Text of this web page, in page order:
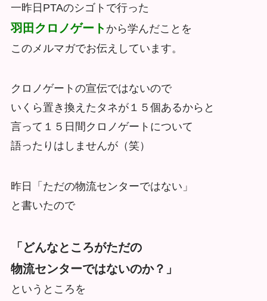
一昨日PTAのシゴトで行った
羽田クロノゲート から学んだことを
このメルマガでお伝えしています。
クロノゲートの宣伝ではないので
いくら置き換えたタネが１５個あるからと
言って１５日間クロノゲートについて
語ったりはしませんが（笑）
昨日「ただの物流センターではない」
と書いたので
「どんなところがただの
物流センターではないのか？」
というところを